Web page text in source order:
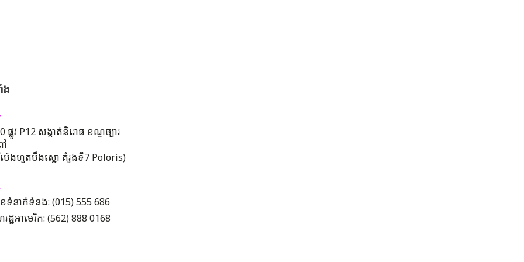
ង
ផ្លូវ P12 សង្កាត់និរោធ ខណ្ឌច្បារ
េងហួតបឹងស្នោ គំរូងទី7 Poloris)
ទំនាក់ទំនង: (015) 555 686
ដ្ឋអាមេរិក: (562) 888 0168